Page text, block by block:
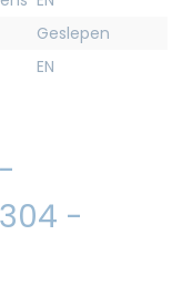
Geslepen
EN
304 -